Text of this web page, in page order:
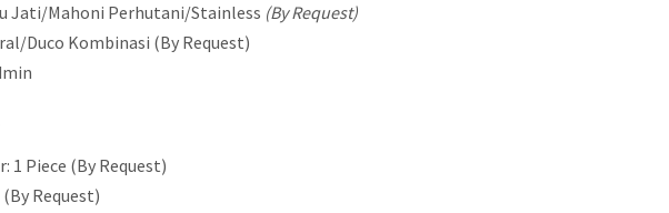
Jati/Mahoni Perhutani/Stainless (By Request)
Duco Kombinasi (By Request)
1 Piece (By Request)
(By Request)